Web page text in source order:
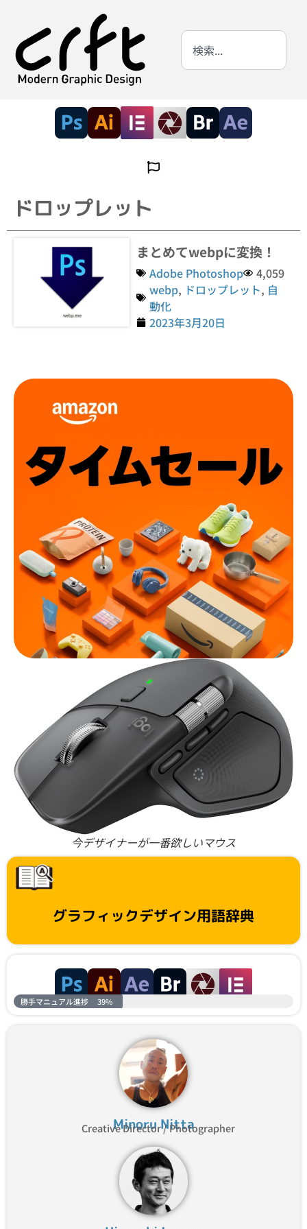
ドロップレット
まとめてwebpに変換！
Adobe Photoshop
4,059
webp, ドロップレット, 自
動化
2023年3月20日
今デザイナーが一番欲しいマウス
グラフィックデザイン用語辞典
勝手マニュアル進捗 39%
Minoru Nitta
Creative Director / Photographer